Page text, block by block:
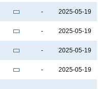
- 2025-05-19
- 2025-05-19
- 2025-05-19
- 2025-05-19